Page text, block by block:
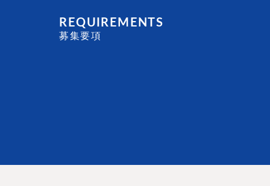
REQUIREMENTS
募集要項